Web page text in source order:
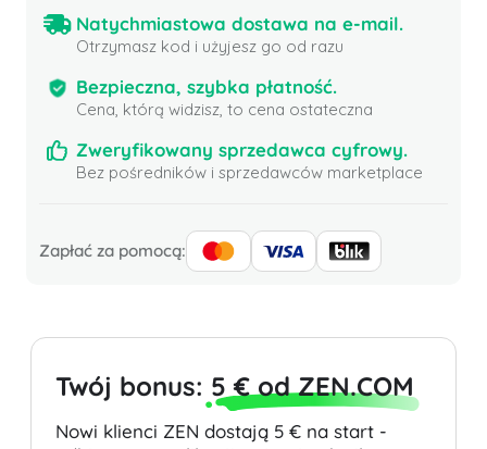
Natychmiastowa dostawa na e-mail.
Otrzymasz kod i użyjesz go od razu
Bezpieczna, szybka płatność.
Cena, którą widzisz, to cena ostateczna
Zweryfikowany sprzedawca cyfrowy.
Bez pośredników i sprzedawców marketplace
Zapłać za pomocą:
Twój bonus: 5 € od ZEN.COM
Nowi klienci ZEN dostają 5 € na start -